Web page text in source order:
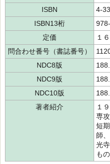
ISBN
4-
ISBN13桁
定価
１
問合わせ番号（書誌番号）
NDC8版
NDC9版
NDC10版
著者紹介
１
専
短
師
光
も